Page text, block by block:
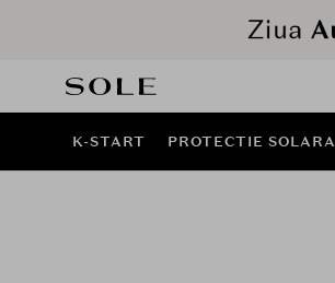
K-START PROTECTIE SOLARA